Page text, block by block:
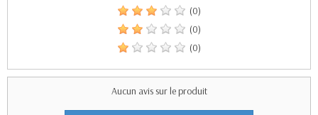
(0)
(0)
(0)
Aucun avis sur le produit